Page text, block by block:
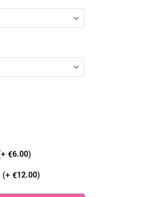
€6.00)
(+ €12.00)